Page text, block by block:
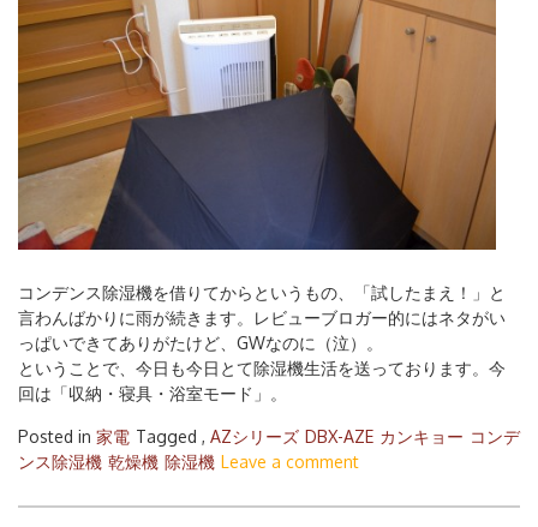
コンデンス除湿機を借りてからというもの、「試したまえ！」と
言わんばかりに雨が続きます。レビューブロガー的にはネタがい
っぱいできてありがたけど、GWなのに（泣）。
ということで、今日も今日とて除湿機生活を送っております。今
回は「収納・寝具・浴室モード」。
Posted in 家電 Tagged , AZシリーズ DBX-AZE カンキョー コンデ
ンス除湿機 乾燥機 除湿機 Leave a comment